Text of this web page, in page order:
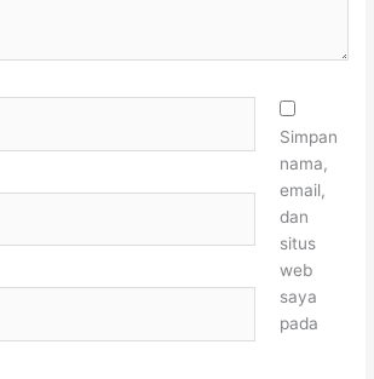
Simpan
nama,
email,
dan
situs
web
saya
pada